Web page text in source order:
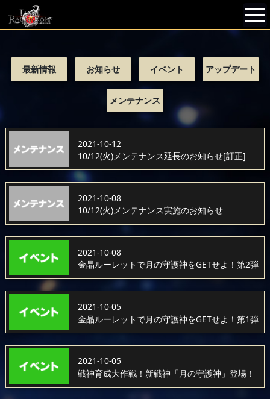
最新情報 お知らせ イベント アップデート
メンテナンス
2021-10-12
10/12(火)メンテナンス延長のお知らせ[訂正]
2021-10-08
10/12(火)メンテナンス実施のお知らせ
2021-10-08
金晶ルーレットで月の守護神をGETせよ！第2弾
2021-10-05
金晶ルーレットで月の守護神をGETせよ！第1弾
2021-10-05
戦神育成大作戦！新戦神「月の守護神」登場！